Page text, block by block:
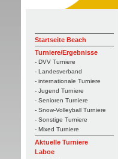
Startseite Beach
Turniere/Ergebnisse
- DVV Turniere
- Landesverband
- internationale Turniere
- Jugend Turniere
- Senioren Turniere
- Snow-Volleyball Turniere
- Sonstige Turniere
- Mixed Turniere
Aktuelle Turniere
Laboe